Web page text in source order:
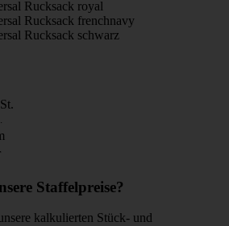
Staffelpreise?
kalkulierten Stück- und